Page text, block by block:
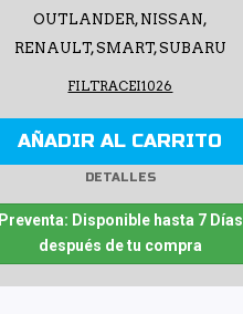
OUTLANDER, NISSAN,
RENAULT, SMART, SUBARU
FILTRACEI1026
AÑADIR AL CARRITO
DETALLES
Preventa: Disponible hasta 7 Días
después de tu compra